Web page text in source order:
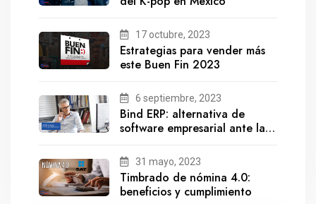
17 octubre, 2023
Estrategias para vender más
este Buen Fin 2023
6 septiembre, 2023
Bind ERP: alternativa de
software empresarial ante la
31 mayo, 2023
Timbrado de nómina 4.0:
beneficios y cumplimiento